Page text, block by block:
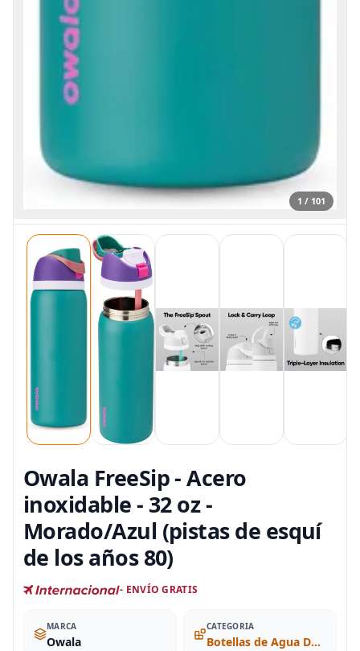
1 / 101
Owala FreeSip - Acero
inoxidable - 32 oz -
Morado/Azul (pistas de esquí
de los años 80)
- ENVÍO GRATIS
MARCA
Owala
CATEGORIA
Botellas de Agua Deportivas